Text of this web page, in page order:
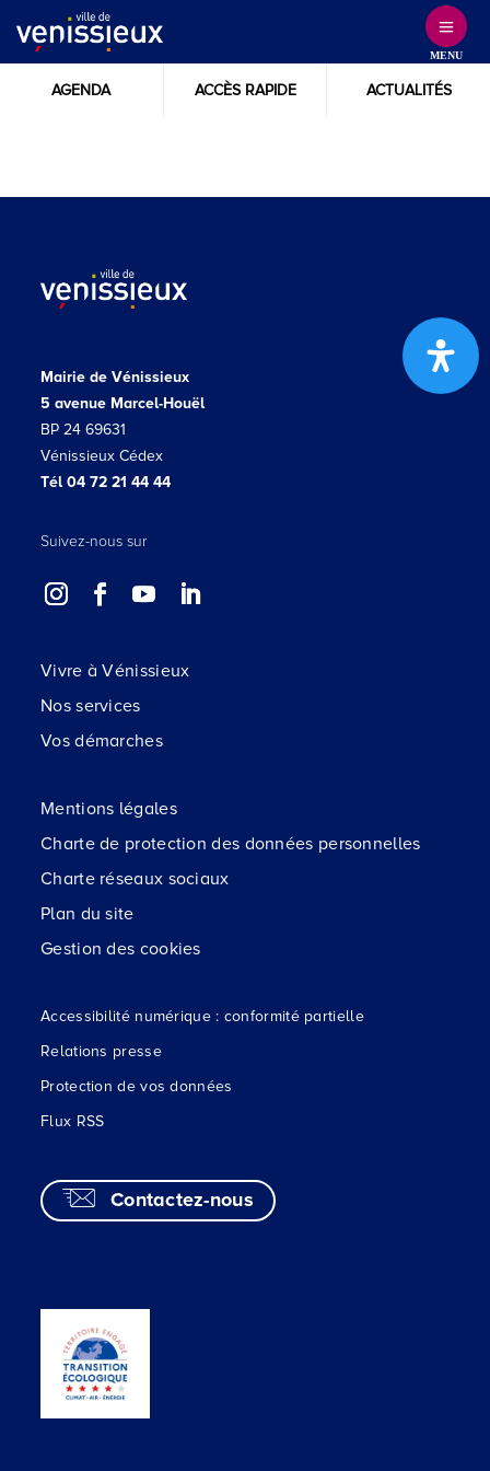
Content
MENU
AGENDA ACCÈS RAPIDE ACTUALITÉS
Mairie de Vénissieux
5 avenue Marcel-Houël
BP 24 69631
Vénissieux Cédex
Tél 04 72 21 44 44
Suivez-nous sur
Vivre à Vénissieux
Nos services
Vos démarches
Mentions légales
Charte de protection des données personnelles
Charte réseaux sociaux
Plan du site
Gestion des cookies
Accessibilité numérique : conformité partielle
Relations presse
Protection de vos données
Flux RSS
Contactez-nous